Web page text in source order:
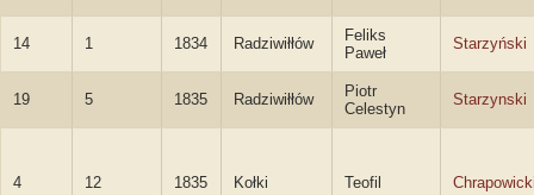
14 1 1834 Radziwiłłów
Feliks
Paweł
Starzyński
19 5 1835 Radziwiłłów
Piotr
Celestyn
Starzynski
4 12 1835 Kołki Teofil